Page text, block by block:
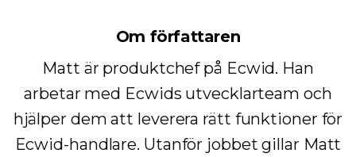
Om författaren
Matt är produktchef på Ecwid. Han
arbetar med Ecwids utvecklarteam och
hjälper dem att leverera rätt funktioner för
Ecwid-handlare. Utanför jobbet gillar Matt